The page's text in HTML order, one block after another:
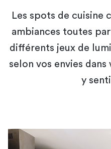
Les spots de cuisine
ambiances toutes
différents jeux de
selon vos envies
y